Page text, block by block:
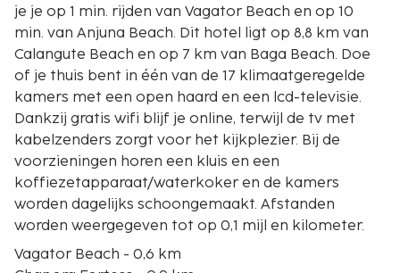
je je op 1 min. rijden van Vagator Beach en op 10
min. van Anjuna Beach. Dit hotel ligt op 8,8 km van
Calangute Beach en op 7 km van Baga Beach. Doe
of je thuis bent in één van de 17 klimaatgeregelde
kamers met een open haard en een lcd-televisie.
Dankzij gratis wifi blijf je online, terwijl de tv met
kabelzenders zorgt voor het kijkplezier. Bij de
voorzieningen horen een kluis en een
koffiezetapparaat/waterkoker en de kamers
worden dagelijks schoongemaakt. Afstanden
worden weergegeven tot op 0,1 mijl en kilometer.
Vagator Beach - 0,6 km